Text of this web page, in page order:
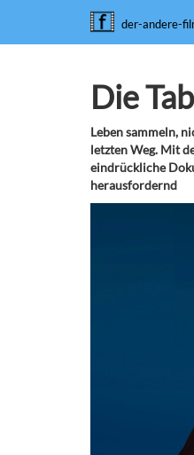
der-andere-
Die
Leben sammeln,
letzten Weg. Mit
eindrückliche
herausfordernd